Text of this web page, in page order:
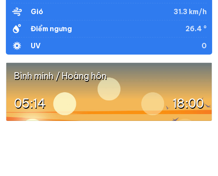
Gió
31.3 km/h
Điểm ngưng
26.4 °
UV
0
Bình minh / Hoàng hôn
05:14 18:00